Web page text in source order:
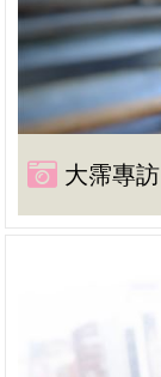
大霈專訪